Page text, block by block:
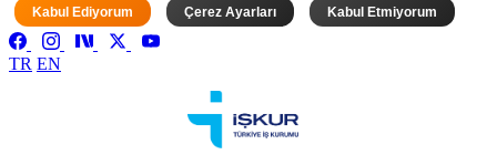
Kabul Ediyorum Çerez Ayarları Kabul Etmiyorum
TR EN